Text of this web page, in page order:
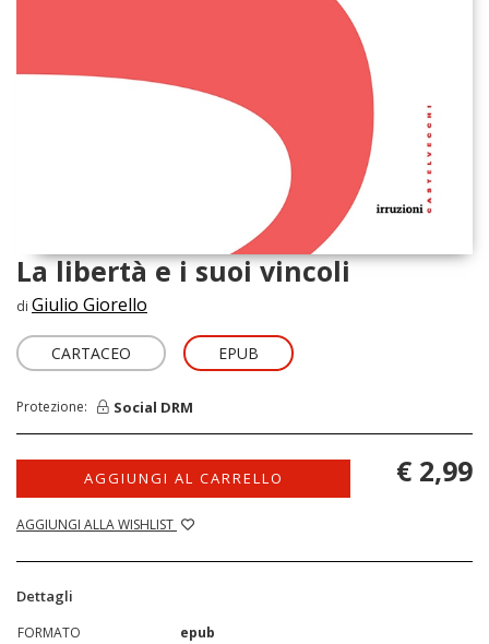
La libertà e i suoi vincoli
di Giulio Giorello
CARTACEO EPUB
Protezione: Social DRM
AGGIUNGI AL CARRELLO
AGGIUNGI ALLA WISHLIST
€ 2,99
Dettagli
FORMATO
epub